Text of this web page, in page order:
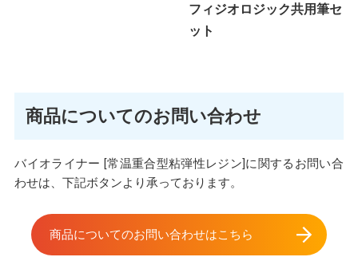
フィジオロジック共用筆セ
ット
商品についてのお問い合わせ
バイオライナー [常温重合型粘弾性レジン]に関するお問い合
わせは、下記ボタンより承っております。
商品についてのお問い合わせはこちら